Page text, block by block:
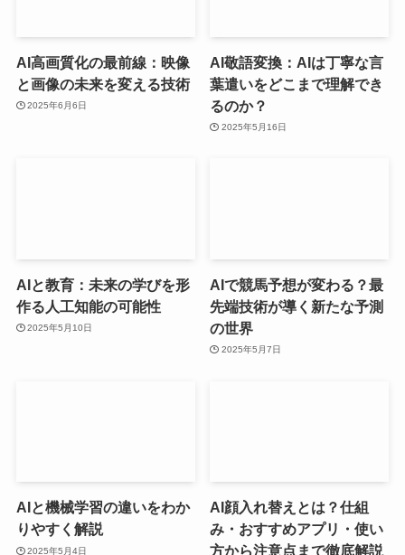
AI高画質化の最前線：映像
と画像の未来を変える技術
2025年6月6日
AI敬語変換：AIは丁寧な言
葉遣いをどこまで理解でき
るのか？
2025年5月16日
AIと教育：未来の学びを形
作る人工知能の可能性
2025年5月10日
AIで競馬予想が変わる？最
先端技術が導く新たな予測
の世界
2025年5月7日
AIと機械学習の違いをわか
りやすく解説
2025年5月4日
AI顔入れ替えとは？仕組
み・おすすめアプリ・使い
方から注意点まで徹底解説